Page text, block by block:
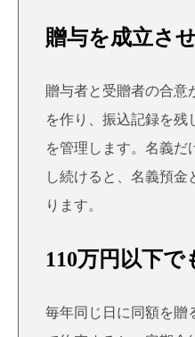
贈与を成立さ
贈与者と受贈者の合意
を作り、振込記録を残
を管理します。名義だ
し続けると、名義預金
ります。
110万円以下で
毎年同じ日に同額を贈